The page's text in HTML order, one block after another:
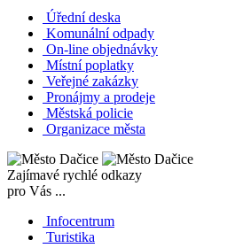
Úřední deska
Komunální odpady
On-line objednávky
Místní poplatky
Veřejné zakázky
Pronájmy a prodeje
Městská policie
Organizace města
Zajímavé rychlé odkazy
pro Vás ...
Infocentrum
Turistika